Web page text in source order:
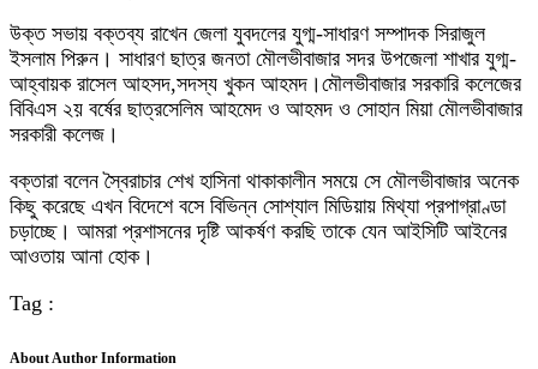
উক্ত সভায় বক্তব্য রাখেন জেলা যুবদলের যুগ্ম-সাধারণ সম্পাদক সিরাজুল
ইসলাম পিরুন। সাধারণ ছাত্র জনতা মৌলভীবাজার সদর উপজেলা শাখার যুগ্ম-
আহ্বায়ক রাসেল আহসদ,সদস্য খুকন আহমদ।মৌলভীবাজার সরকারি কলেজের
বিবিএস ২য় বর্ষের ছাত্রসেলিম আহমেদ ও আহমদ ও সোহান মিয়া মৌলভীবাজার
সরকারী কলেজ।
বক্তারা বলেন স্বৈরাচার শেখ হাসিনা থাকাকালীন সময়ে সে মৌলভীবাজার অনেক
কিছু করেছে এখন বিদেশে বসে বিভিন্ন সোশ্যাল মিডিয়ায় মিথ্যা প্রপাগ্রাণ্ডা
চড়াচ্ছে। আমরা প্রশাসনের দৃষ্টি আকর্ষণ করছি তাকে যেন আইসিটি আইনের
আওতায় আনা হোক।
Tag :
About Author Information